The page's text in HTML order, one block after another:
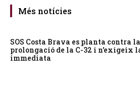
Més notícies
SOS Costa Brava es planta contra
prolongació de la C-32 i n’exigeix
immediata